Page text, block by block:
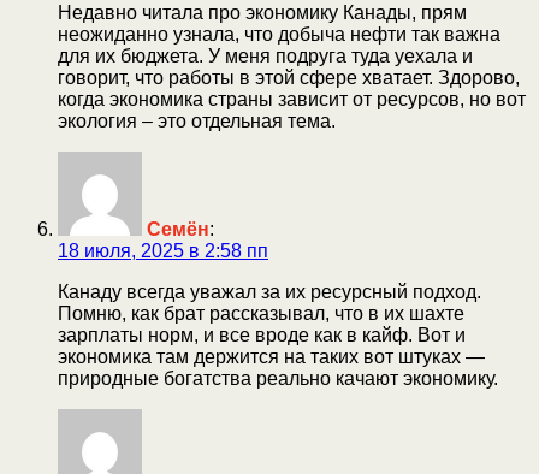
Недавно читала про экономику Канады, прям
неожиданно узнала, что добыча нефти так важна
для их бюджета. У меня подруга туда уехала и
говорит, что работы в этой сфере хватает. Здорово,
когда экономика страны зависит от ресурсов, но вот
экология – это отдельная тема.
Семён:
18 июля, 2025 в 2:58 пп
Канаду всегда уважал за их ресурсный подход.
Помню, как брат рассказывал, что в их шахте
зарплаты норм, и все вроде как в кайф. Вот и
экономика там держится на таких вот штуках —
природные богатства реально качают экономику.